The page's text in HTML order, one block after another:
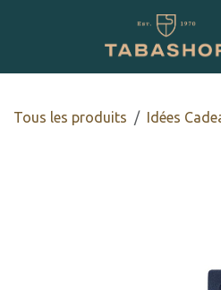
Tous les produits Idées